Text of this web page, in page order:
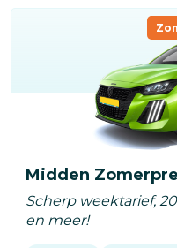
Midden
Scherp weektarief,
en meer!